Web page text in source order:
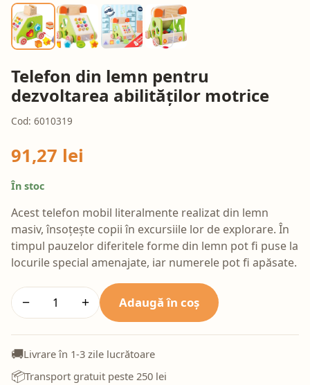
Telefon din lemn pentru
dezvoltarea abilităților motrice
Cod: 6010319
91,27 lei
În stoc
Acest telefon mobil literalmente realizat din lemn
masiv, însoțește copii în excursiile lor de explorare. În
timpul pauzelor diferitele forme din lemn pot fi puse la
locurile special amenajate, iar numerele pot fi apăsate.
− + Adaugă în coș
🚚Livrare în 1-3 zile lucrătoare
📦Transport gratuit peste 250 lei